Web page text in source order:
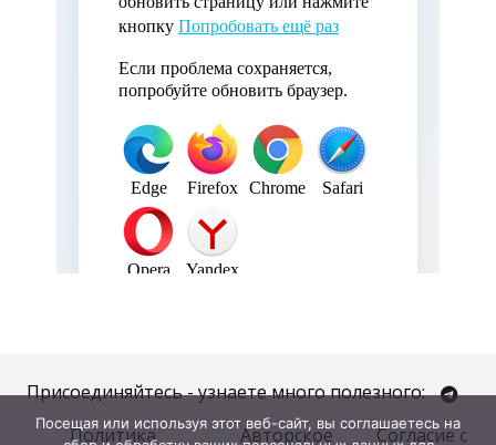
Присоединяйтесь - узнаете много полезного:
Политика
Авторское Согласие с
Посещая или используя этот веб-сайт, вы соглашаетесь на